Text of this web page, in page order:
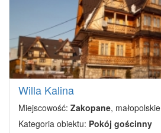
Willa Kalina
Miejscowość: Zakopane, małopolskie
Kategoria obiektu: Pokój gościnny